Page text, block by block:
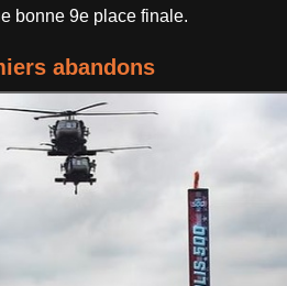
bonne 9e place finale.
abandons